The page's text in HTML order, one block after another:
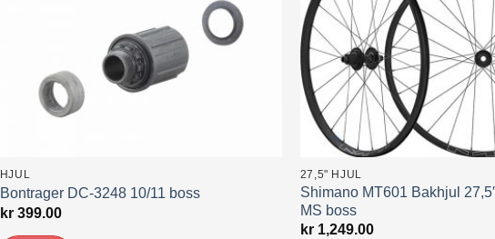
HJUL
Bontrager DC-3248 10/11 boss
kr399.00
27,5" HJUL
Shimano MT601 Bakhjul
MS boss
kr1,249.00